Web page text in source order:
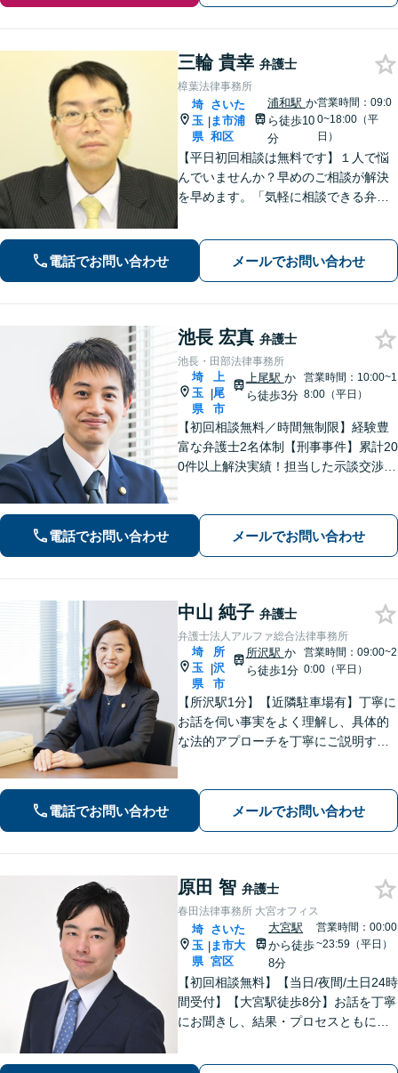
三輪 貴幸 弁護士
樟葉法律事務所
埼
玉
県
|
さいた
ま市浦
和区
浦和駅 か
ら徒歩10
分
営業時間：09:0
0~18:00（平
日）
【平日初回相談は無料です】１人で悩
んでいませんか？早めのご相談が解決
を早めます。「気軽に相談できる弁護
かした迅速な行動力でサポートしま
す。まずはお気軽にご相談ください。
電話でお問い合わせ メールでお問い合わせ
池長 宏真 弁護士
池長・田部法律事務所
埼
玉
県
|
上
尾
市
上尾駅 か
ら徒歩3分
営業時間：10:00~1
8:00（平日）
【初回相談無料／時間無制限】経験豊
富な弁護士2名体制【刑事事件】累計20
0件以上解決実績！担当した示談交渉の
料請求や財産分与、親権、養育費な
ど、累計200件以上の解決実績【上尾駅
電話でお問い合わせ メールでお問い合わせ
中山 純子 弁護士
弁護士法人アルファ総合法律事務所
埼
玉
県
|
所
沢
市
所沢駅 か
ら徒歩1分
営業時間：09:00~2
0:00（平日）
【所沢駅1分】【近隣駐車場有】丁寧に
お話を伺い事実をよく理解し、具体的
な法的アプローチを丁寧にご説明する
手伝いをいたします。どうぞお気軽に
ご相談ください。
電話でお問い合わせ メールでお問い合わせ
原田 智 弁護士
春田法律事務所 大宮オフィス
埼
玉
県
|
さいた
ま市大
宮区
大宮駅
から徒歩
8分
営業時間：00:00
~23:59（平日）
【初回相談無料】【当日/夜間/土日24時
間受付】【大宮駅徒歩8分】お話を丁寧
にお聞きし、結果・プロセスともにご